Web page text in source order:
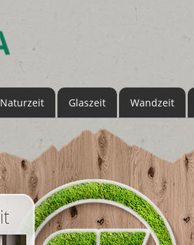
Naturzeit Glaszeit Wandzeit